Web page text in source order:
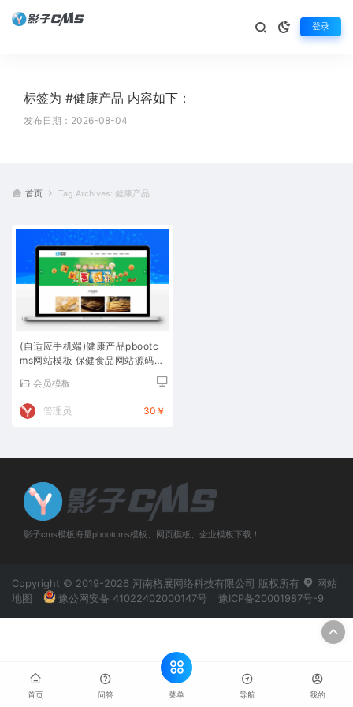
登录
标签为 #健康产品 内容如下：
发布日期：2026-08-04
首页 Tag Archives: 健康产品
(自适应手机端)健康产品pbootc
ms网站模板 保健食品网站源码下
会员模板
管理员 30￥
影子cms模板海量pbootcms模板、网页模板、企业模板下载！
Copyright © 2019-2026 河南格展网络科技有限公司 版权所有
网站
地图
豫公网安备 41022402000147号 豫ICP备20001987号-9
首页 问答 菜单 导航 我的